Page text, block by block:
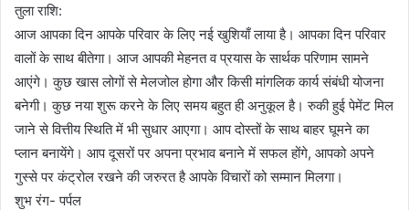
तुला राशि:
आज आपका दिन आपके परिवार के लिए नई खुशियाँ लाया है। आपका दिन परिवार
वालों के साथ बीतेगा। आज आपकी मेहनत व प्रयास के सार्थक परिणाम सामने
आएंगे। कुछ खास लोगों से मेलजोल होगा और किसी मांगलिक कार्य संबंधी योजना
बनेगी। कुछ नया शुरू करने के लिए समय बहुत ही अनुकूल है। रुकी हुई पेमेंट मिल
जाने से वित्तीय स्थिति में भी सुधार आएगा। आप दोस्तों के साथ बाहर घूमने का
प्लान बनायेंगे। आप दूसरों पर अपना प्रभाव बनाने में सफल होंगे, आपको अपने
गुस्से पर कंट्रोल रखने की जरुरत है आपके विचारों को सम्मान मिलगा।
शुभ रंग- पर्पल